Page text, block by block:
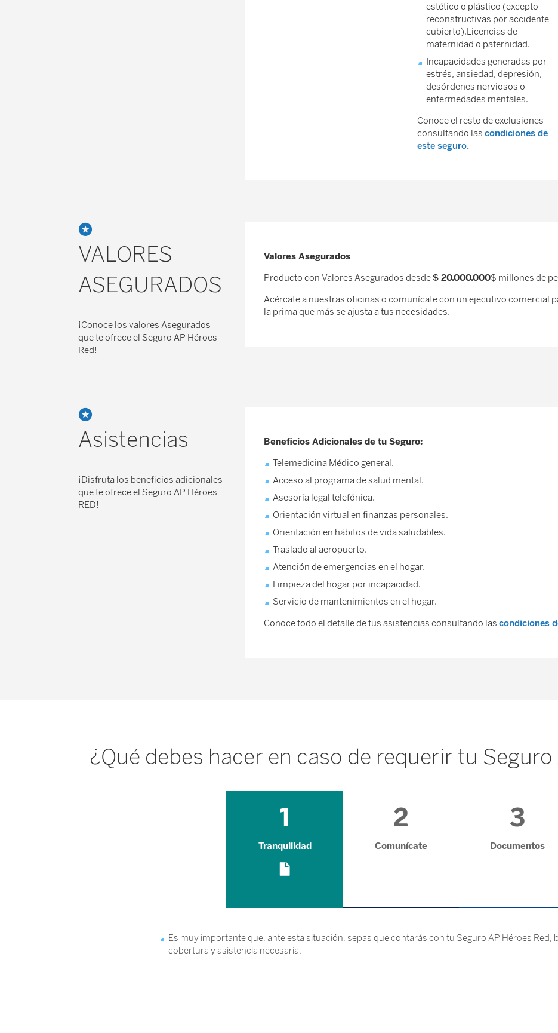
estético o plástico (excepto
reconstructivas por accidente
cubierto).Licencias de
maternidad o paternidad.
Incapacidades generadas por
estrés, ansiedad, depresión,
desórdenes nerviosos o
enfermedades mentales.
Conoce el resto de exclusiones
consultando las condiciones de
este seguro.
VALORES
ASEGURADOS
¡Conoce los valores Asegurados
que te ofrece el Seguro AP Héroes
Red!
Valores Asegurados
Producto con Valores Asegurados desde$ 20.000.000$ millones de
Acércate a nuestras oficinas o comunícate con un ejecutivo comercial
la prima que más se ajusta a tus necesidades.
Asistencias
¡Disfruta los beneficios adicionales
que te ofrece el Seguro AP Héroes
RED!
Beneficios Adicionales de tu Seguro:
Telemedicina Médico general.
Acceso al programa de salud mental.
Asesoría legal telefónica.
Orientación virtual en finanzas personales.
Orientación en hábitos de vida saludables.
Traslado al aeropuerto.
Atención de emergencias en el hogar.
Limpieza del hogar por incapacidad.
Servicio de mantenimientos en el hogar.
Conoce todo el detalle de tus asistencias consultando las condiciones
¿Qué debes hacer en caso de requerir tu Seguro
1
Tranquilidad
2
Comunícate
3
Documentos
Es muy importante que, ante esta situación, sepas que contarás con tu Seguro AP Héroes Red,
cobertura y asistencia necesaria.